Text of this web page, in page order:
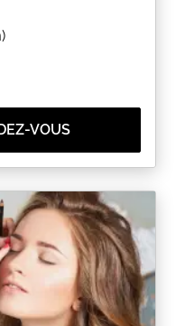
VOUS